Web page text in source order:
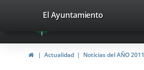
Portal
Web
del
valladolid.es
El Ayuntamiento
InicioActualidad Noticias del AÑO 2011